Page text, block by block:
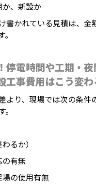
、新設か
書かれている見積は、金
停電時間や工期・
工事費用はこう変わ
より、現場では次の条件
るか）
の有無
の使用有無